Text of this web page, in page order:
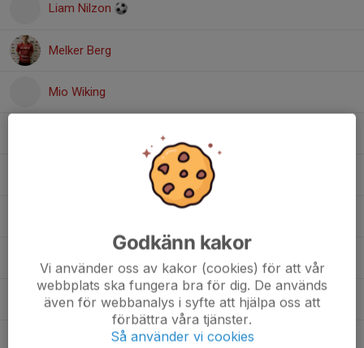
Liam Nilzon
Melker Berg
Mio Wiking
Viktor Backman
Yousef Hamso
Godkänn kakor
Vi använder oss av kakor (cookies) för att vår
webbplats ska fungera bra för dig. De används
även för webbanalys i syfte att hjälpa oss att
förbättra våra tjänster.
Så använder vi cookies